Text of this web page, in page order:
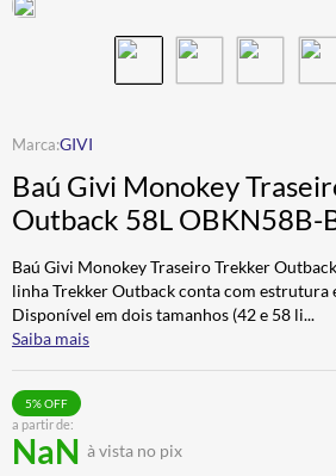
GIVI
Baú Givi Monokey
Outback 58L OBKN58B-
Baú Givi Monokey Traseiro Trekker
linha Trekker Outback conta com estrutura
Disponível em dois tamanhos (42 e 58 li...
Saiba mais
a partir de:
NaN à vista no pix
5% OFF
BOTA
4º ÓCULOS SOLAR
5º LUVA
6º ALPINESTAR
7º BAU
8º CALÇA
9º AIROH
10º